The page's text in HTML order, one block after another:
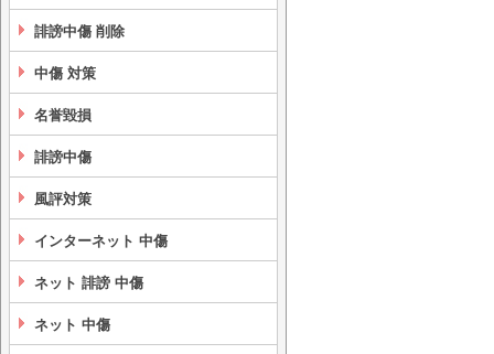
誹謗中傷 削除
中傷 対策
名誉毀損
誹謗中傷
風評対策
インターネット 中傷
ネット 誹謗 中傷
ネット 中傷